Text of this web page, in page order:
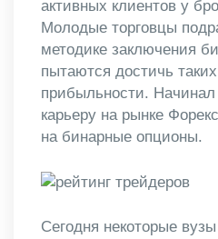
активных клиентов у
Молодые торговцы
методике заключения
пытаются достичь
прибыльности.
карьеру на рынке
на бинарные опционы.
Сегодня некоторые